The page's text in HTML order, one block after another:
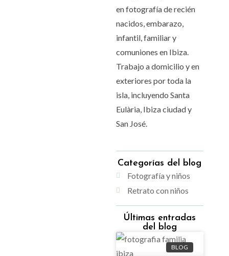
en fotografía de recién
nacidos, embarazo,
infantil, familiar y
comuniones en Ibiza.
Trabajo a domicilio y en
exteriores por toda la
isla, incluyendo Santa
Eulària, Ibiza ciudad y
San José.
Categorías del blog
Fotografía y niños
Retrato con niños
Últimas entradas
del blog
BLOG